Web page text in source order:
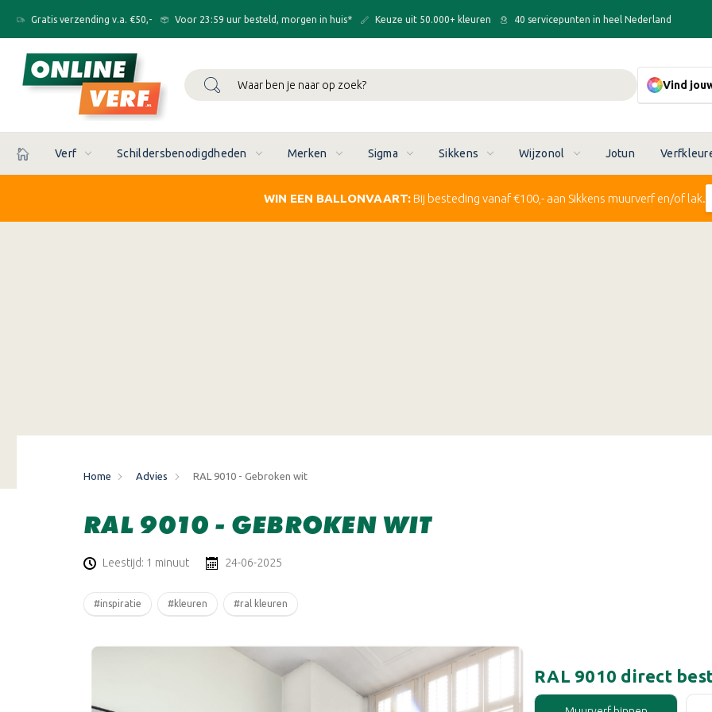
Gratis verzending v.a. €50,- Voor 23:59 uur besteld, morgen in huis* Keuze uit 50.000+ kleuren 40 servicepunten in heel Nederland
Zoeken
Vind
Verf Schildersbenodigdheden Merken Sigma Sikkens Wijzonol Jotun
WIN EEN BALLONVAART:Bij besteding vanaf €100,- aan Sikkens muurverf en/of lak.
Home Advies RAL 9010 - Gebroken wit
RAL 9010 - GEBROKEN WIT
Leestijd: 1 minuut 24-06-2025
#inspiratie #kleuren #ral kleuren
RAL 9010 direct